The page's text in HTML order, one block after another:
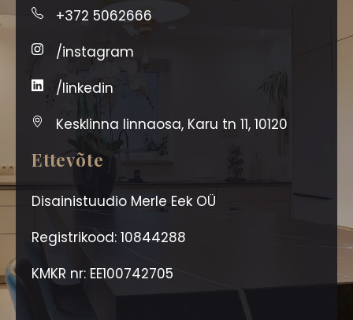
+372 5062666
/instagram
/linkedin
Kesklinna linnaosa, Karu tn 11, 10120
Ettevõte
Disainistuudio Merle Eek OÜ
Registrikood: 10844288
KMKR nr: EE100742705